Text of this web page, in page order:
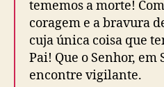
tememos a morte!
coragem e a bravura
cuja única coisa que
Pai! Que o Senhor,
encontre vigilante.